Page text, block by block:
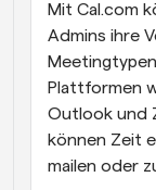
Mit Cal.com
Admins ihre
Plattformen
Outlook und
können Zeit
mailen oder